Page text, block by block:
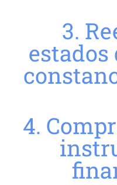
3.
estados
4.